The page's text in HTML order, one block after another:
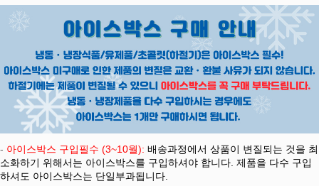
- 아이스박스 구입필수 (3~10월): 배송과정에서 상품이 변질되는 것을 최
소화하기 위해서는 아이스박스를 구입하셔야 합니다. 제품을 다수 구입
하셔도 아이스박스는 단일부과됩니다.